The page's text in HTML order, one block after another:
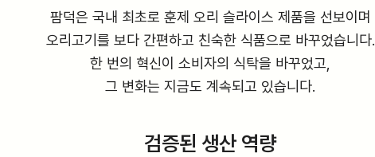
팜덕은 국내 최초로 훈제 오리 슬라이스 제품을 선보이며
오리고기를 보다 간편하고 친숙한 식품으로 바꾸었습니다.
한 번의 혁신이 소비자의 식탁을 바꾸었고,
그 변화는 지금도 계속되고 있습니다.
검증된 생산 역량